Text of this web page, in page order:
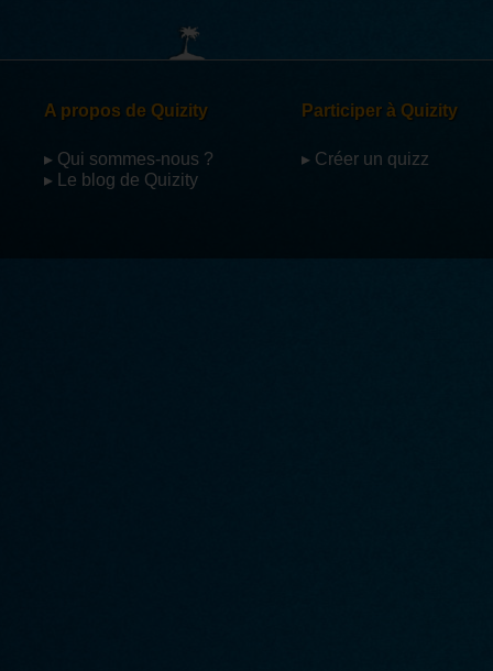
A propos de Quizity
▸ Qui sommes-nous ?
▸ Le blog de Quizity
Participer à Quizity
▸ Créer un quizz